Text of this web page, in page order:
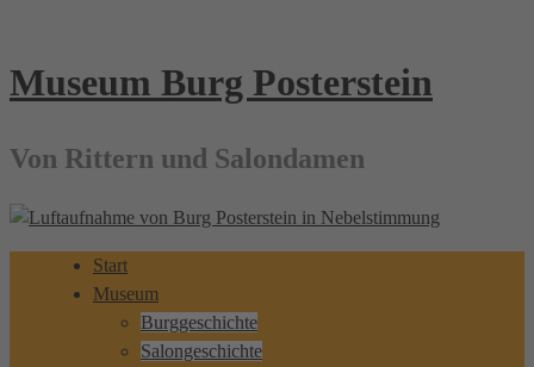
Museum Burg Posterstein
Von Rittern und Salondamen
Start
Museum
Burggeschichte
Salongeschichte